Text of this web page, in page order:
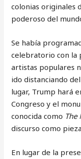
colonias originales
poderoso del
Se había
celebratorio con la
artistas populares
ido distanciando
lugar, Trump hará
Congreso y el
conocida como The
discurso como
En lugar de la